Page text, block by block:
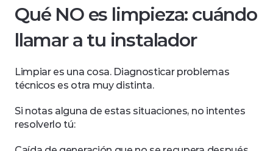
Qué NO es limpieza: cuándo
llamar a tu instalador
Limpiar es una cosa. Diagnosticar problemas
técnicos es otra muy distinta.
Si notas alguna de estas situaciones, no intentes
resolverlo tú: